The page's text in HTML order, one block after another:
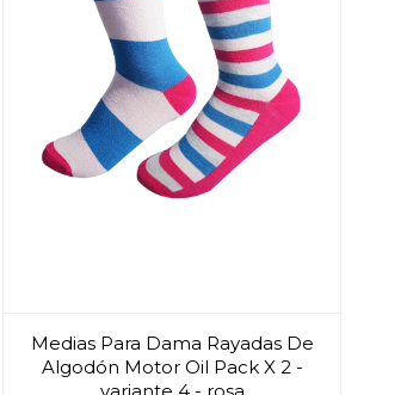
Medias Para Dama Rayadas De
Algodón Motor Oil Pack X 2 -
variante 4 - rosa